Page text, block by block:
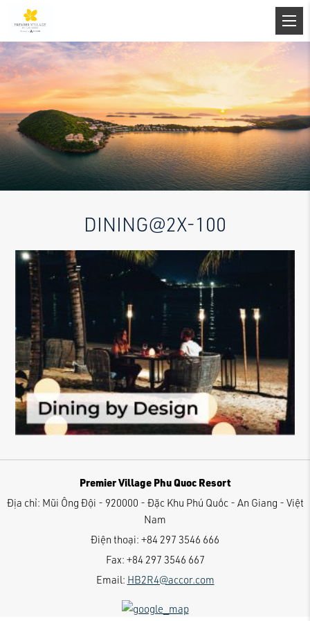
DINING@2X-100
Premier Village Phu Quoc Resort
Địa chỉ: Mũi Ông Đội - 920000 - Đặc Khu Phú Quốc - An Giang - Việt
Nam
Điện thoại: +84 297 3546 666
Fax: +84 297 3546 667
Email: HB2R4@accor.com